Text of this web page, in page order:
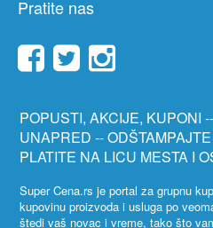
Pratite nas
POPUSTI, AKCIJE, KUPONI
UNAPRED --
PLATITE NA LICU MESTA I
Super Cena.rs je portal za grupnu
kupovinu proizvoda i usluga po
štedi vaš novac i vreme, tako što